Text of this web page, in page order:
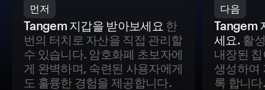
먼저
Tangem 지갑을 받아보세요 한
번의 터치로 자산을 직접 관리할
수 있습니다. 암호화폐 초보자에
게 완벽하며, 숙련된 사용자에게
도 훌륭한 경험을 제공합니다.
다음
Tangem
세요.활
내장된
생성하여
록 합니다.